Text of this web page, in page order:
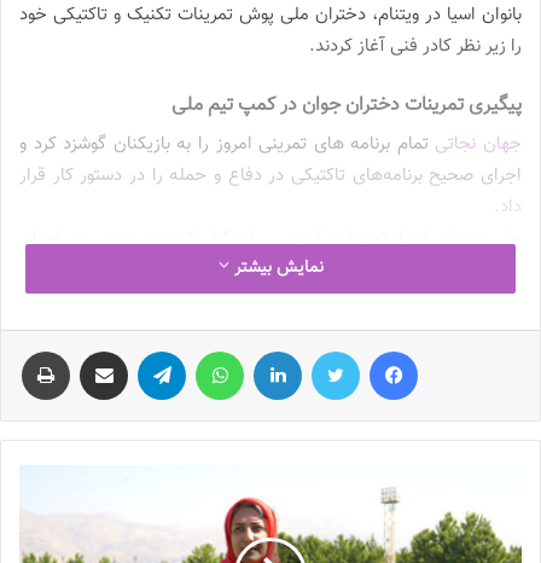
بانوان اسیا در ویتنام، دختران ملی پوش تمرینات تکنیک و تاکتیکی خود
را زیر نظر کادر فنی آغاز کردند.
پیگیری تمرینات دختران جوان در کمپ تیم ملی
جهان نجاتی تمام برنامه های تمرینی امروز را به بازیکنان گوشزد کرد و
اجرای صحیح برنامه‌های تاکتیکی در دفاع و حمله را در دستور کار قرار
داد.
ملی پوشان ابتدا تمرینات کششی را برگزار کرده و سپس به اجرای
ضد حمله، حفظ توپ و استفاده از کانال های کناری زمین از دیگر
تمرینات بازیکنان بود.
دروازبان نیز تمرینات اختصاصی خود را زیر نظر مژگان مدایم زاده برگزار
نوشته های مشابه
نمایش بیشتر